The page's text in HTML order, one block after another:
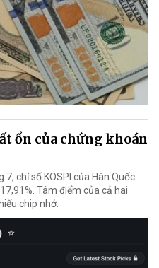
ổn của chứng khoán
chỉ số KOSPI của Hàn Quốc
Tâm điểm của cả hai
chip nhớ.